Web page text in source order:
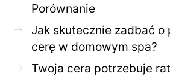
Porównanie
Jak skutecznie zadbać
cerę w domowym spa?
Twoja cera potrzebuje